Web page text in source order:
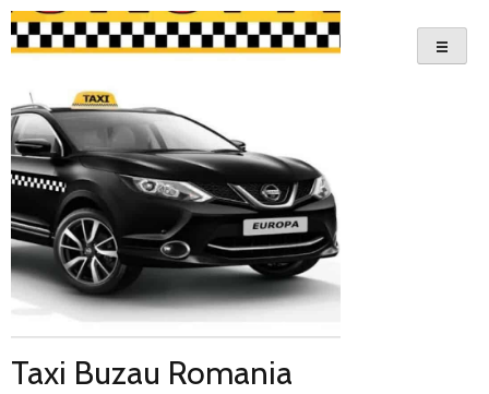
Skip
to
Taxi Buzau Romania